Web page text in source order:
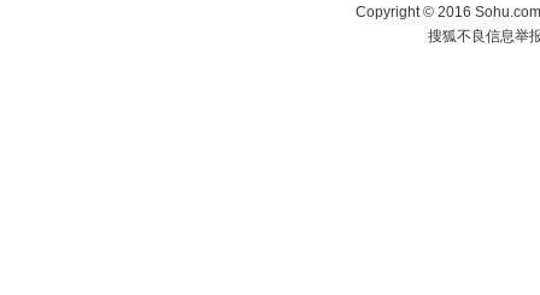
Copyright©2016
搜狐不良信息举